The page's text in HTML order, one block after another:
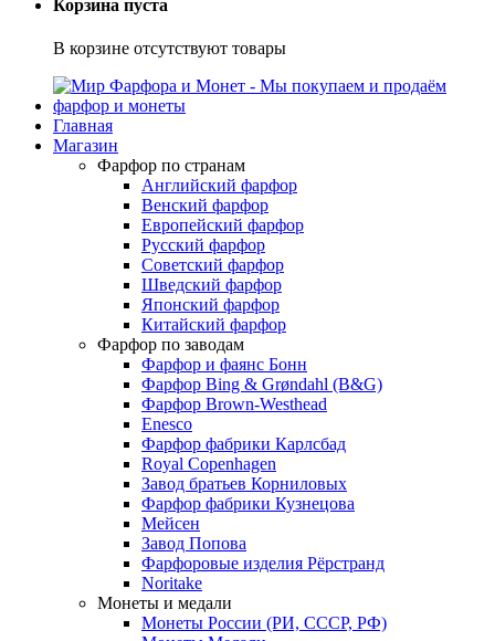
Корзина пуста
В корзине отсутствуют товары
Главная
Магазин
Фарфор по странам
Английский фарфор
Венский фарфор
Европейский фарфор
Русский фарфор
Советский фарфор
Шведский фарфор
Японский фарфор
Китайский фарфор
Фарфор по заводам
Фарфор и фаянс Бонн
Фарфор Bing & Grøndahl (B&G)
Фарфор Brown-Westhead
Enesco
Фарфор фабрики Карлсбад
Royal Copenhagen
Завод братьев Корниловых
Фарфор фабрики Кузнецова
Мейсен
Завод Попова
Фарфоровые изделия Рёрстранд
Noritake
Монеты и медали
Монеты России (РИ, СССР, РФ)